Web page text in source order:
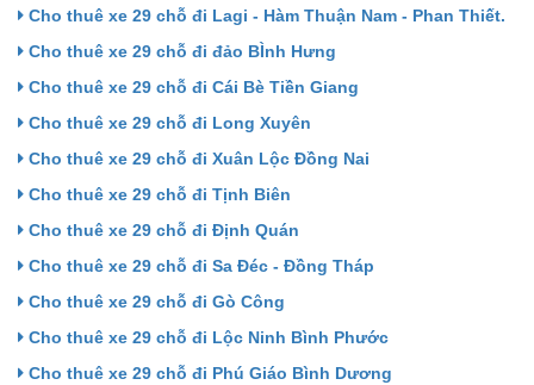
Cho thuê xe 29 chỗ đi Lagi - Hàm Thuận Nam - Phan Thiết.
Cho thuê xe 29 chỗ đi đảo BÌnh Hưng
Cho thuê xe 29 chỗ đi Cái Bè Tiền Giang
Cho thuê xe 29 chỗ đi Long Xuyên
Cho thuê xe 29 chỗ đi Xuân Lộc Đồng Nai
Cho thuê xe 29 chỗ đi Tịnh Biên
Cho thuê xe 29 chỗ đi Định Quán
Cho thuê xe 29 chỗ đi Sa Đéc - Đồng Tháp
Cho thuê xe 29 chỗ đi Gò Công
Cho thuê xe 29 chỗ đi Lộc Ninh Bình Phước
Cho thuê xe 29 chỗ đi Phú Giáo Bình Dương